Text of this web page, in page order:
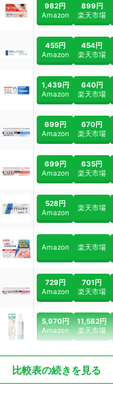
982円
Amazon
899円
楽天市場
455円
Amazon
454円
楽天市場
1,439円
Amazon
640円
楽天市場
699円
Amazon
670円
楽天市場
699円
Amazon
635円
楽天市場
528円
Amazon
楽天市場
Amazon 楽天市場
729円
Amazon
701円
楽天市場
5,970円
Amazon
11,582円
楽天市場
比較表の続きを見る